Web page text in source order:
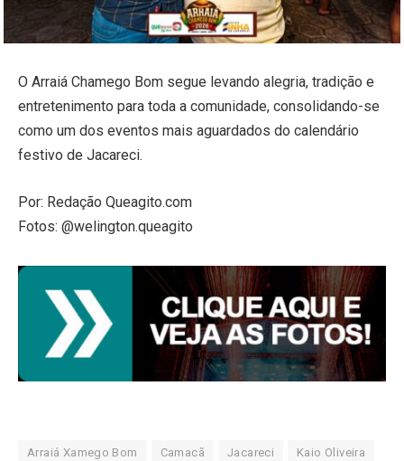
O Arraiá Chamego Bom segue levando alegria, tradição e
entretenimento para toda a comunidade, consolidando-se
como um dos eventos mais aguardados do calendário
festivo de Jacareci.
Por: Redação Queagito.com
Fotos: @welington.queagito
Arraiá Xamego Bom Camacã Jacareci Kaio Oliveira